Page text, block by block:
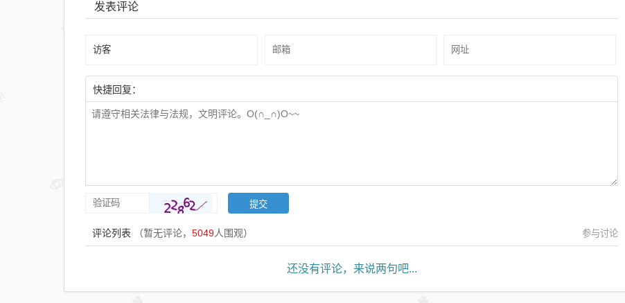
发表评论
快捷回复：
评论列表 （暂无评论， 5049人围观） 参与讨论
还没有评论，来说两句吧...